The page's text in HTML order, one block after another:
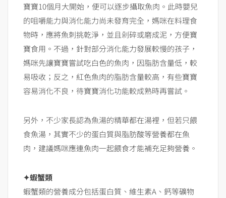
寶寶10個月大開始，便可以逐步攝取魚肉。此時嬰兒
的咀嚼能力與消化能力尚未發育完全，媽咪在料理食
物時，應將魚刺挑乾淨，並且剁碎或磨成泥，方便寶
寶食用。不過，針對部分消化能力發展較慢的孩子，
媽咪先讓寶寶嘗試吃白色的魚肉，因脂肪含量低，較
易吸收；反之，紅色魚肉的脂肪含量較高，有些寶寶
容易消化不良，待寶寶消化功能較成熟時再嘗試。
另外，不少家長認為魚湯的精華都在湯裡，但若只餵
食魚湯，其實不少的蛋白質與脂肪酸等營養都在魚
肉，建議媽咪應連魚肉一起餵食才能補充足夠營養。
✦蝦蟹類
蝦蟹類的營養成分包括蛋白質、維生素A、鈣等礦物